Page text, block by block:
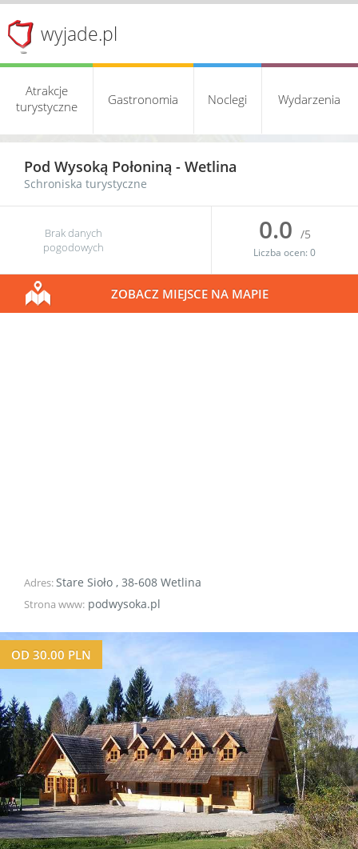
wyjade.pl
Atrakcje
turystyczne
Gastronomia Noclegi Wydarzenia
Pod Wysoką Połoniną - Wetlina
Schroniska turystyczne
Brak danych
pogodowych
0.0 /5
Liczba ocen:0
ZOBACZ MIEJSCE NA MAPIE
Adres:Stare Sioło , 38-608 Wetlina
Strona www: podwysoka.pl
OD 30.00 PLN